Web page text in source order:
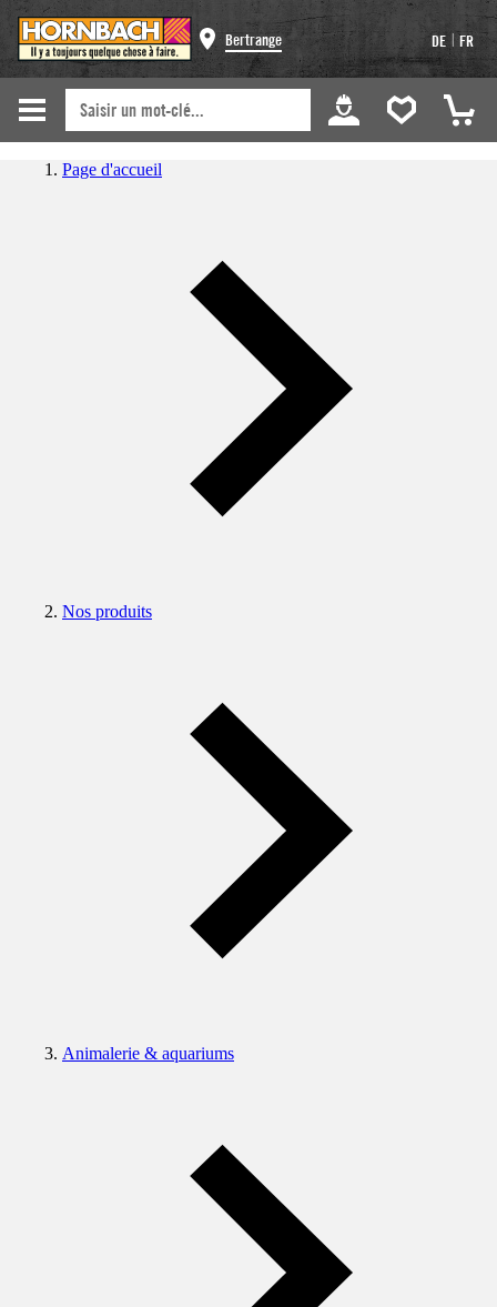
Bertrange DE | FR
Page d'accueil
Nos produits
Animalerie & aquariums